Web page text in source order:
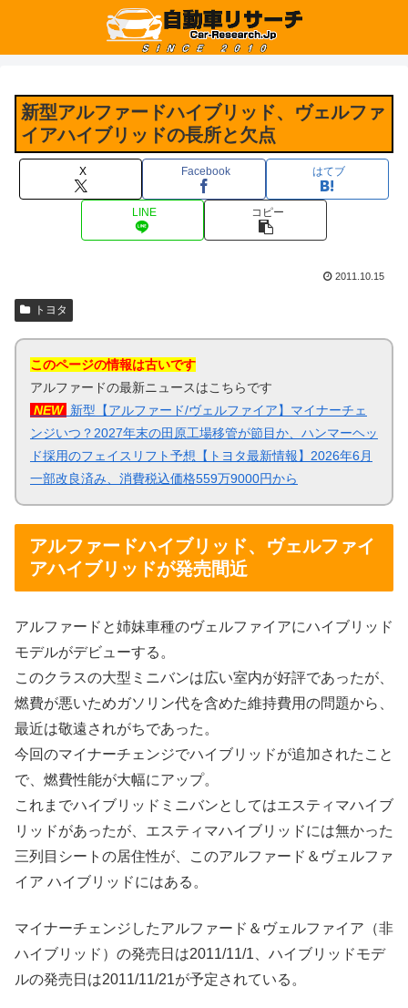
新型アルファードハイブリッド、ヴェルファ
イアハイブリッドの長所と欠点
X Facebook はてブ
LINE コピー
2011.10.15
トヨタ
このページの情報は古いです
アルファードの最新ニュースはこちらです
NEW 新型【アルファード/ヴェルファイア】マイナーチェ
ンジいつ？2027年末の田原工場移管が節目か、ハンマーヘッ
ド採用のフェイスリフト予想【トヨタ最新情報】2026年6月
一部改良済み、消費税込価格559万9000円から
アルファードハイブリッド、ヴェルファイ
アハイブリッドが発売間近
アルファードと姉妹車種のヴェルファイアにハイブリッド
モデルがデビューする。
このクラスの大型ミニバンは広い室内が好評であったが、
燃費が悪いためガソリン代を含めた維持費用の問題から、
最近は敬遠されがちであった。
今回のマイナーチェンジでハイブリッドが追加されたこと
で、燃費性能が大幅にアップ。
これまでハイブリッドミニバンとしてはエスティマハイブ
リッドがあったが、エスティマハイブリッドには無かった
三列目シートの居住性が、このアルファード＆ヴェルファ
イア ハイブリッドにはある。
マイナーチェンジしたアルファード＆ヴェルファイア（非
ハイブリッド）の発売日は2011/11/1、ハイブリッドモデ
ルの発売日は2011/11/21が予定されている。